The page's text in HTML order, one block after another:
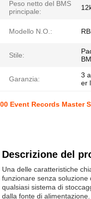
Peso netto del BMS
principale:
Modello N.O.:
Stile:
Garanzia:
3
er
Event Records Master
Descrizione del
Una delle caratteristiche
funzionare senza soluzione
qualsiasi sistema di
dalla fonte di alimentazione.